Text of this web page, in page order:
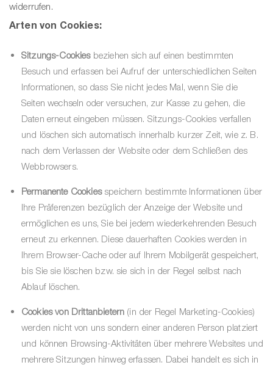
widerrufen.
Arten von Cookies:
Sitzungs-Cookiesbeziehen sich auf einen bestimmten
Besuch und erfassen bei Aufruf der unterschiedlichen Seiten
Informationen, so dass Sie nicht jedes Mal, wenn Sie die
Seiten wechseln oder versuchen, zur Kasse zu gehen, die
Daten erneut eingeben müssen. Sitzungs-Cookies verfallen
und löschen sich automatisch innerhalb kurzer Zeit, wie z. B.
nach dem Verlassen der Website oder dem Schließen des
Webbrowsers.
Permanente Cookiesspeichern bestimmte Informationen über
Ihre Präferenzen bezüglich der Anzeige der Website und
ermöglichen es uns, Sie bei jedem wiederkehrenden Besuch
erneut zu erkennen. Diese dauerhaften Cookies werden in
Ihrem Browser-Cache oder auf Ihrem Mobilgerät gespeichert,
bis Sie sie löschen bzw. sie sich in der Regel selbst nach
Ablauf löschen.
Cookies von Drittanbietern (in der Regel Marketing-Cookies)
werden nicht von uns sondern einer anderen Person platziert
und können Browsing-Aktivitäten über mehrere Websites und
mehrere Sitzungen hinweg erfassen. Dabei handelt es sich in